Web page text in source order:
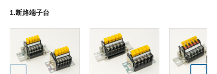
1.断路端子台